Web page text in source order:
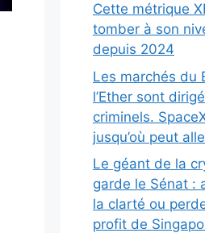
Cette métrique
tomber à son
depuis 2024
Les marchés du
l’Ether sont
criminels.
jusqu’où peut
Le géant de la
garde le Sénat :
la clarté ou
profit de